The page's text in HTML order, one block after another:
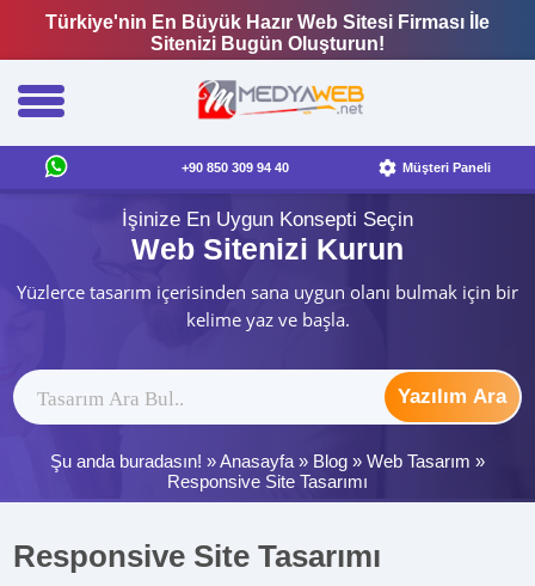
Türkiye'nin En Büyük Hazır Web Sitesi Firması İle
Sitenizi Bugün Oluşturun!
+90 850 309 94 40 Müşteri Paneli
İşinize En Uygun Konsepti Seçin
Web Sitenizi Kurun
Yüzlerce tasarım içerisinden sana uygun olanı bulmak için bir
kelime yaz ve başla.
Yazılım Ara
Şu anda buradasın! »Anasayfa » Blog » Web Tasarım »
Responsive Site Tasarımı
Responsive Site Tasarımı